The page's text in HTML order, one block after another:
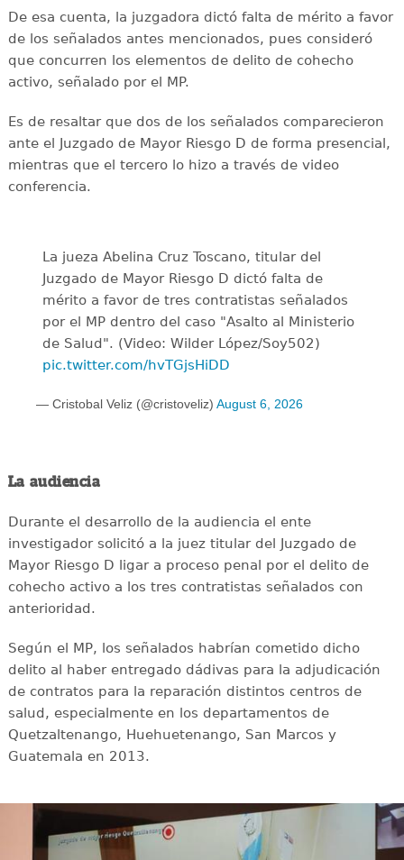
De esa cuenta, la juzgadora dictó falta de mérito a favor
de los señalados antes mencionados, pues consideró
que concurren los elementos de delito de cohecho
activo, señalado por el MP.
Es de resaltar que dos de los señalados comparecieron
ante el Juzgado de Mayor Riesgo D de forma presencial,
mientras que el tercero lo hizo a través de video
conferencia.
La jueza Abelina Cruz Toscano, titular del
Juzgado de Mayor Riesgo D dictó falta de
mérito a favor de tres contratistas señalados
por el MP dentro del caso "Asalto al Ministerio
de Salud". (Video: Wilder López/Soy502)
pic.twitter.com/hvTGjsHiDD
— Cristobal Veliz (@cristoveliz) August 6, 2026
La audiencia
Durante el desarrollo de la audiencia el ente
investigador solicitó a la juez titular del Juzgado de
Mayor Riesgo D ligar a proceso penal por el delito de
cohecho activo a los tres contratistas señalados con
anterioridad.
Según el MP, los señalados habrían cometido dicho
delito al haber entregado dádivas para la adjudicación
de contratos para la reparación distintos centros de
salud, especialmente en los departamentos de
Quetzaltenango, Huehuetenango, San Marcos y
Guatemala en 2013.